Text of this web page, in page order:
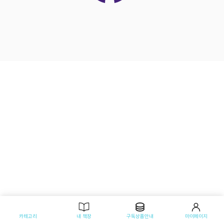
카테고리 내 책장 구독상품안내 마이페이지